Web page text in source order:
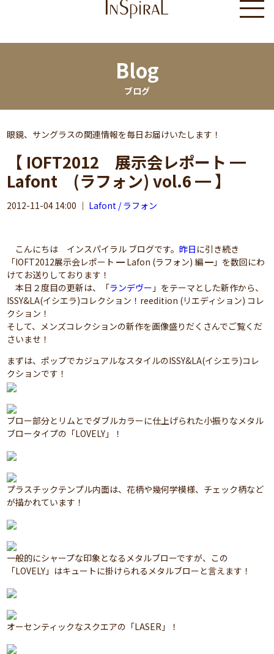
Blog
ブログ
眼鏡、サングラスの関連情報を毎日お届けいたします！
【 IOFT2012 展示会レポート ━
Lafont (ラフォン) vol.6 ━ 】
2012-11-04 14:00 ｜ Lafont / ラフォン
こんにちは インスパイラル ブログです。昨日 に引き続き
「IOFT2012展示会レポート ━ Lafon (ラフォン) 編 ━」を数回にわ
けてお送りしております！
本日２度目の更新は、「ランデヴー 」をテーマとした新作から、
ISSY&LA(イシエラ)コレクション！reedition (リエディション) コレ
クション！
そして、メンズコレクションの新作を画像盛りだくさんでご覧くだ
さいませ！
まずは、ポップでカジュアルなスタイルのISSY&LA(イシエラ)コレ
クションです！
ブロー部分とリムとでダブルカラーに仕上げられた小振りなメタル
ブロータイプの「LOVELY」！
プラスチックテンプル内面は、花柄や幾何学模様、チェック柄など
が描かれています！
一般的にシャープな印象となるメタルブローですが、この
「LOVELY」はキュートに掛けられるメタルブローと言えます！
オーセンティックなスクエアの「LASER」！